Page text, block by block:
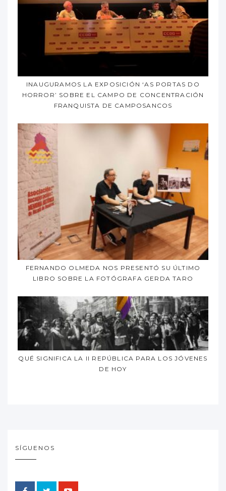
INAUGURAMOS LA EXPOSICIÓN ‘AS PORTAS DO
HORROR’ SOBRE EL CAMPO DE CONCENTRACIÓN
FRANQUISTA DE CAMPOSANCOS
FERNANDO OLMEDA NOS PRESENTÓ SU ÚLTIMO
LIBRO SOBRE LA FOTÓGRAFA GERDA TARO
QUÉ SIGNIFICA LA II REPÚBLICA PARA LOS JÓVENES
DE HOY
SÍGUENOS